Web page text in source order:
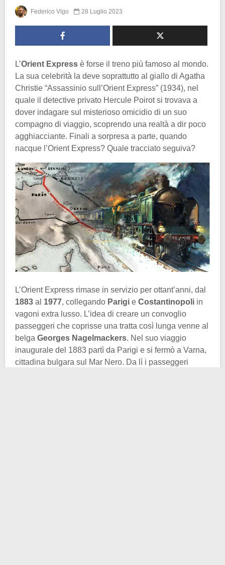
Federico Vigo 28 Luglio 2023
L’Orient Express è forse il treno più famoso al mondo.
La sua celebrità la deve soprattutto al giallo di Agatha
Christie “Assassinio sull’Orient Express” (1934), nel
quale il detective privato Hercule Poirot si trovava a
dover indagare sul misterioso omicidio di un suo
compagno di viaggio, scoprendo una realtà a dir poco
agghiacciante. Finali a sorpresa a parte, quando
nacque l’Orient Express? Quale tracciato seguiva?
L’Orient Express rimase in servizio per ottant’anni, dal
1883 al 1977, collegando Parigi e Costantinopoli in
vagoni extra lusso. L’idea di creare un convoglio
passeggeri che coprisse una tratta così lunga venne al
belga Georges Nagelmackers. Nel suo viaggio
inaugurale del 1883 partì da Parigi e si fermò a Varna,
cittadina bulgara sul Mar Nero. Da lì i passeggeri